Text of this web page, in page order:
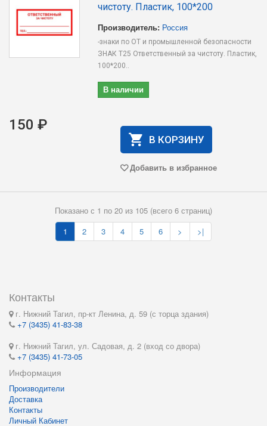
чистоту. Пластик, 100*200
Производитель: Россия
-знаки по ОТ и промышленной безопасности
ЗНАК T25 Ответственный за чистоту. Пластик,
100*200..
В наличии
150 ₽
В КОРЗИНУ
Добавить в избранное
Показано с 1 по 20 из 105 (всего 6 страниц)
1
2 3 4 5 6 > >|
Контакты
г. Нижний Тагил, пр-кт Ленина, д. 59 (с торца здания)
+7 (3435) 41-83-38
г. Нижний Тагил, ул. Садовая, д. 2 (вход со двора)
+7 (3435) 41-73-05
Информация
Производители
Доставка
Контакты
Личный Кабинет